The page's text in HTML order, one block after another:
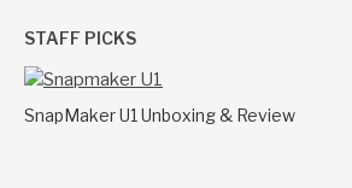
STAFF PICKS
SnapMaker U1 Unboxing & Review